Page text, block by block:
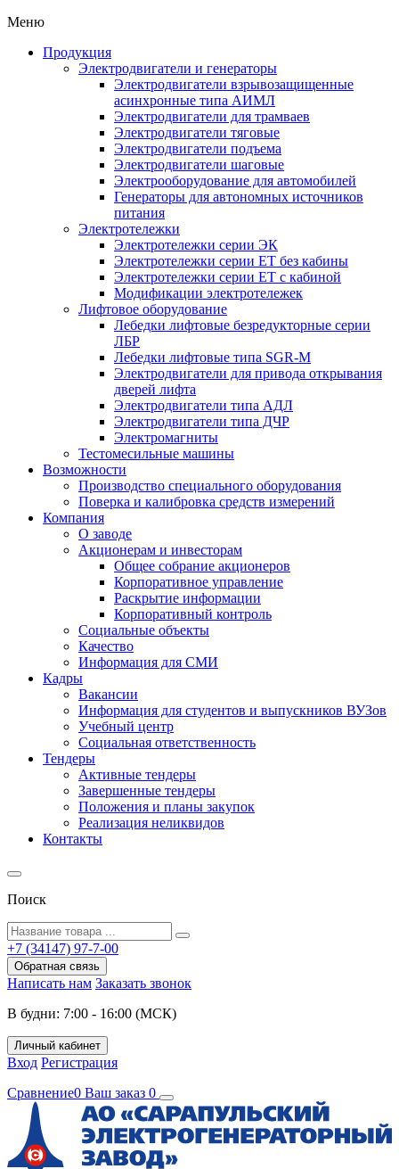
Меню
Продукция
Электродвигатели и генераторы
Электродвигатели взрывозащищенные
асинхронные типа АИМЛ
Электродвигатели для трамваев
Электродвигатели тяговые
Электродвигатели подъема
Электродвигатели шаговые
Электрооборудование для автомобилей
Генераторы для автономных источников
питания
Электротележки
Электротележки серии ЭК
Электротележки серии ЕТ без кабины
Электротележки серии ЕТ с кабиной
Модификации электротележек
Лифтовое оборудование
Лебедки лифтовые безредукторные серии
ЛБР
Лебедки лифтовые типа SGR-M
Электродвигатели для привода открывания
дверей лифта
Электродвигатели типа АДЛ
Электродвигатели типа ДЧР
Электромагниты
Тестомесильные машины
Возможности
Производство специального оборудования
Поверка и калибровка средств измерений
Компания
О заводе
Акционерам и инвесторам
Общее собрание акционеров
Корпоративное управление
Раскрытие информации
Корпоративный контроль
Социальные объекты
Качество
Информация для СМИ
Кадры
Вакансии
Информация для студентов и выпускников ВУЗов
Учебный центр
Социальная ответственность
Тендеры
Активные тендеры
Завершенные тендеры
Положения и планы закупок
Реализация неликвидов
Контакты
Поиск
+7 (34147) 97-7-00
Обратная связь
Написать нам Заказать звонок
В будни: 7:00 - 16:00 (МСК)
Личный кабинет
Вход Регистрация
Сравнение0 Ваш заказ 0